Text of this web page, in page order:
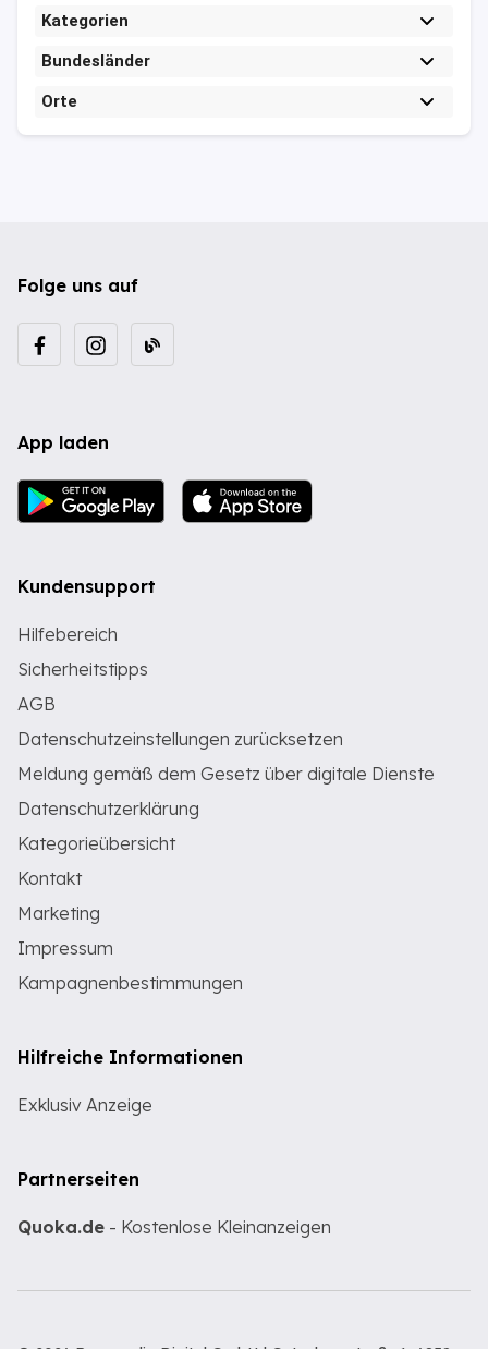
Kategorien
Bundesländer
Orte
Folge uns auf
App laden
Kundensupport
Hilfebereich
Sicherheitstipps
AGB
Datenschutzeinstellungen zurücksetzen
Meldung gemäß dem Gesetz über digitale Dienste
Datenschutzerklärung
Kategorieübersicht
Kontakt
Marketing
Impressum
Kampagnenbestimmungen
Hilfreiche Informationen
Exklusiv Anzeige
Partnerseiten
Quoka.de - Kostenlose Kleinanzeigen